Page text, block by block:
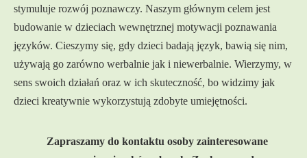
stymuluje rozwój poznawczy. Naszym głównym celem jest
budowanie w dzieciach wewnętrznej motywacji poznawania
języków. Cieszymy się, gdy dzieci badają język, bawią się nim,
używają go zarówno werbalnie jak i niewerbalnie. Wierzymy, w
sens swoich działań oraz w ich skuteczność, bo widzimy jak
dzieci kreatywnie wykorzystują zdobyte umiejętności.
Zapraszamy do kontaktu osoby zainteresowane